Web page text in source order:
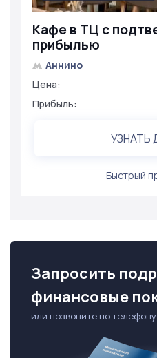
Кафе в ТЦ с
прибылью
Аннино
Цена:
Прибыль:
УЗНАТЬ
Быстрый
Запросить
финансовые
или позвоните по телефону